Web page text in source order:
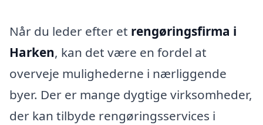
Når du leder efter et rengøringsfirma i
Harken, kan det være en fordel at
overveje mulighederne i nærliggende
byer. Der er mange dygtige virksomheder,
der kan tilbyde rengøringsservices i